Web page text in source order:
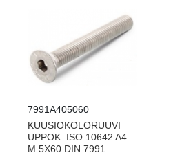
7991A405060
KUUSIOKOLORUUVI
UPPOK. ISO 10642 A4
M 5X60 DIN 7991